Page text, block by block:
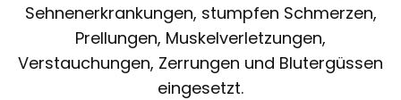
Sehnenerkrankungen, stumpfen Schmerzen,
Prellungen, Muskelverletzungen,
Verstauchungen, Zerrungen und Blutergüssen
eingesetzt.